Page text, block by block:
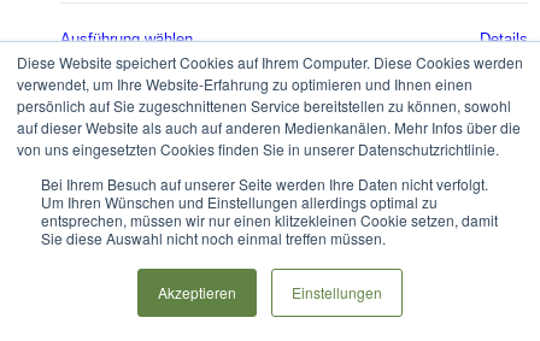
Diese Website speichert Cookies auf Ihrem Computer. Diese Cookies werden
verwendet, um Ihre Website-Erfahrung zu optimieren und Ihnen einen
persönlich auf Sie zugeschnittenen Service bereitstellen zu können, sowohl
auf dieser Website als auch auf anderen Medienkanälen. Mehr Infos über die
von uns eingesetzten Cookies finden Sie in unserer Datenschutzrichtlinie.
Bei Ihrem Besuch auf unserer Seite werden Ihre Daten nicht verfolgt.
Um Ihren Wünschen und Einstellungen allerdings optimal zu
entsprechen, müssen wir nur einen klitzekleinen Cookie setzen, damit
Sie diese Auswahl nicht noch einmal treffen müssen.
Akzeptieren Einstellungen
Ausführung wählen Details
Copyright 2017-2020 Radweg Allendorfer Straße e.V. |Impressum